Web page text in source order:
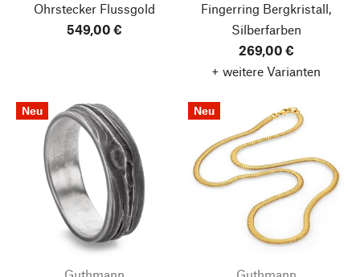
Ohrstecker Flussgold
549,00 €
Fingerring Bergkristall,
Silberfarben
269,00 €
+ weitere Varianten
Neu Neu